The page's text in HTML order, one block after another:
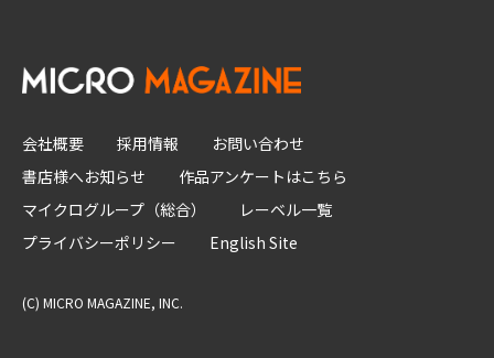
会社概要 採用情報
お問い合わせ
書店様へお知らせ
作品アンケートはこちら
マイクログループ（総合）
レーベル一覧
プライバシーポリシー
English Site
(C) MICRO MAGAZINE, INC.